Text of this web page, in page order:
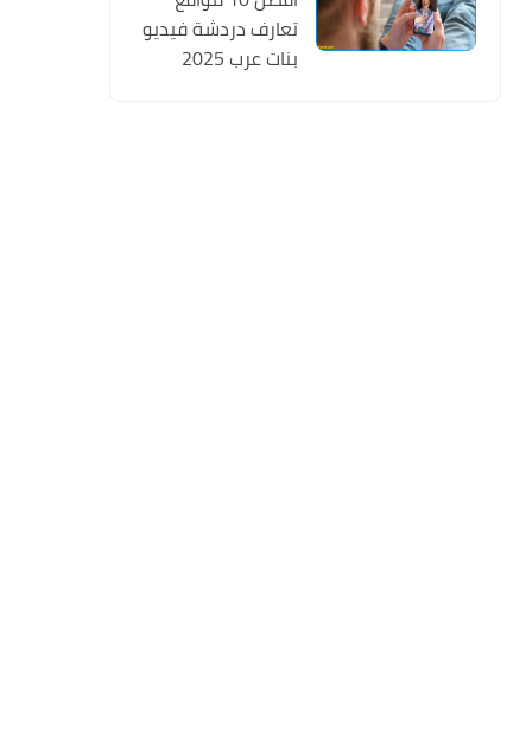
تعارف دردشة فيديو
بنات عرب 2025